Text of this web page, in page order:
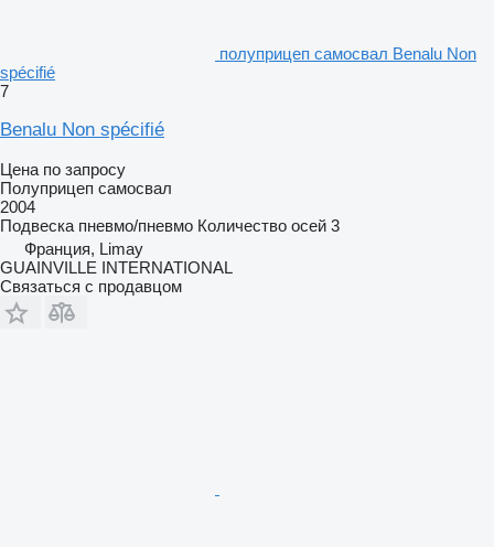
полуприцеп самосвал Benalu Non
spécifié
7
Benalu Non spécifié
Цена по запросу
Полуприцеп самосвал
2004
Подвеска пневмо/пневмо Количество осей 3
Франция, Limay
GUAINVILLE INTERNATIONAL
Связаться с продавцом